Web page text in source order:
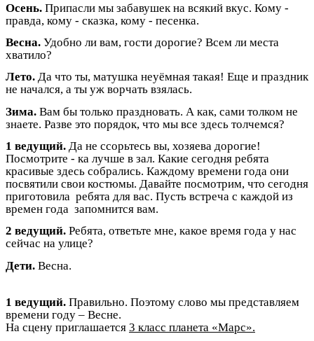
Осень. Припасли мы забавушек на всякий вкус. Кому -
правда, кому - сказка, кому - песенка.
Весна. Удобно ли вам, гости дорогие? Всем ли места
хватило?
Лето. Да что ты, матушка неуёмная такая! Еще и праздник
не начался, а ты уж ворчать взялась.
Зима. Вам бы только праздновать. А как, сами толком не
знаете. Разве это порядок, что мы все здесь толчемся?
1 ведущий. Да не ссорьтесь вы, хозяева дорогие!
Посмотрите - ка лучше в зал. Какие сегодня ребята
красивые здесь собрались. Каждому времени года они
посвятили свои костюмы. Давайте посмотрим, что сегодня
приготовила ребята для вас. Пусть встреча с каждой из
времен года запомнится вам.
2 ведущий. Ребята, ответьте мне, какое время года у нас
сейчас на улице?
Дети. Весна.
1 ведущий. Правильно. Поэтому слово мы представляем
времени году – Весне.
На сцену приглашается 3 класс планета «Марс».